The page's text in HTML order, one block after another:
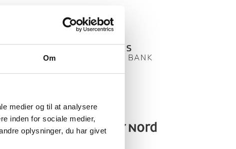
Om
medier og til at analysere
inden for sociale medier,
oplysninger, du har givet